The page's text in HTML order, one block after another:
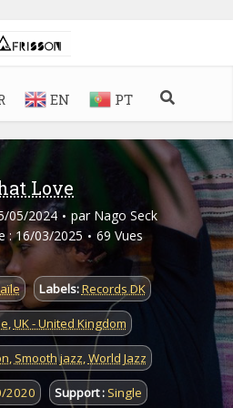
EN PT
Love
05/2024 par Nago Seck
: 16/03/2025
69 Vues
Labels:Records DK
,UK - United Kingdom
, Smooth jazz,World Jazz
2020 Support : Single